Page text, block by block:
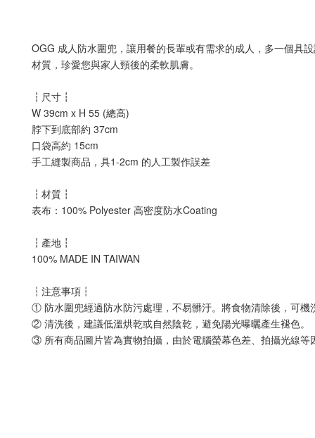
OGG 成人防水圍兜，讓用餐的長輩或有需求的成人，多一個具
材質，珍愛您與家人頸後的柔軟肌膚。
┇尺寸┇
W 39cm x H 55 (總高)
脖下到底部約 37cm
口袋高約 15cm
手工縫製商品，具1-2cm 的人工製作誤差
┇材質┇
表布：100% Polyester 高密度防水Coating
┇產地┇
100% MADE IN TAIWAN
┇ 注意事項 ┇
① 防水圍兜經過防水防污處理，不易髒汙。將食物清除後，可機
② 清洗後，建議低溫烘乾或自然陰乾，避免陽光曝曬產生褪色。
③ 所有商品圖片皆為實物拍攝，由於電腦螢幕色差、拍攝光線